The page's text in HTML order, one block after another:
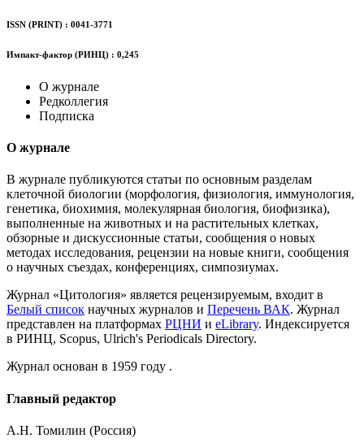
ISSN (PRINT) : 0041-3771
Импакт-фактор (РИНЦ) : 0,245
О журнале
Редколлегия
Подписка
О журнале
В журнале публикуются статьи по основным разделам
клеточной биологии (морфология, физиология, иммунология,
генетика, биохимия, молекулярная биология, биофизика),
выполненные на животных и на растительных клетках,
обзорные и дискуссионные статьи, сообщения о новых
методах исследования, рецензии на новые книги, сообщения
о научных съездах, конференциях, симпозиумах.
Журнал «Цитология» является рецензируемым, входит в
Белый список научных журналов и Перечень ВАК. Журнал
представлен на платформах РЦНИ и eLibrary. Индексируется
в РИНЦ, Scopus, Ulrich's Periodicals Directory.
Журнал основан в 1959 году .
Главный редактор
А.Н. Томилин (Россия)